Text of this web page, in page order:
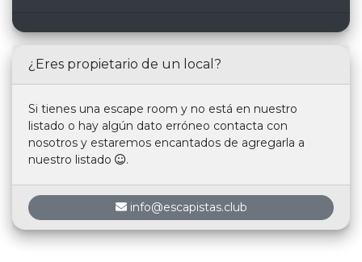
¿Eres propietario de un local?
Si tienes una escape room y no está en nuestro
listado o hay algún dato erróneo contacta con
nosotros y estaremos encantados de agregarla a
nuestro listado
.
info@escapistas.club